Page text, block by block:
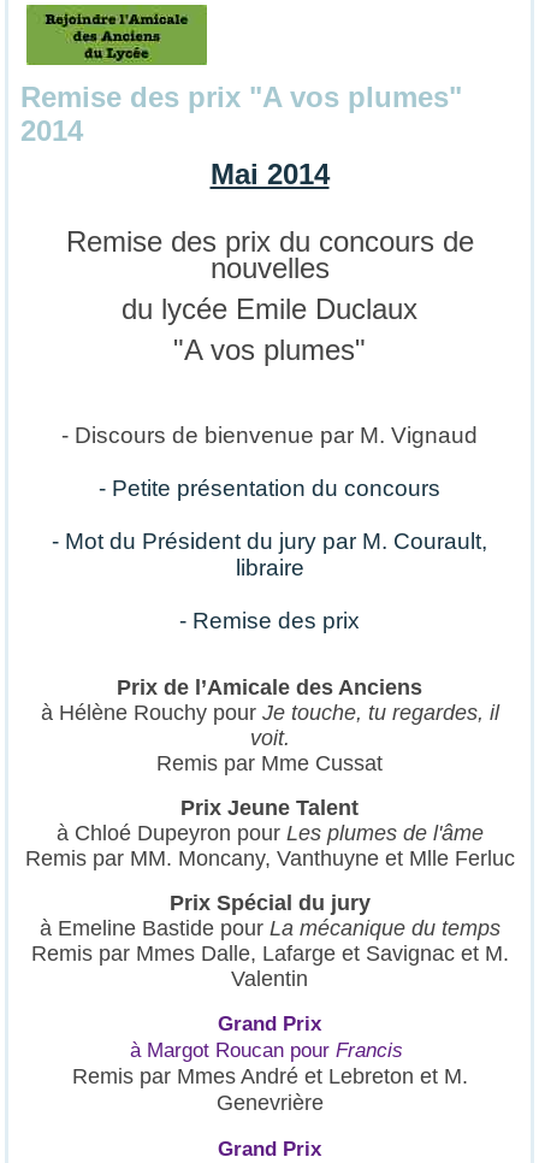
Remise des prix "A vos plumes"
2014
Mai 2014
Remise des prix du concours de
nouvelles
du lycée Emile Duclaux
"A vos plumes"
- Discours de bienvenue par M. Vignaud
- Petite présentation du concours
- Mot du Président du jury par M. Courault,
libraire
- Remise des prix
Prix de l ’Amicale des Anciens
à Hélène Rouchy pour Je touche, tu regardes, il
voit.
Remis par Mme Cussat
Prix Jeune Talent
à Chloé Dupeyron pour Les plumes de l'âme
Remis par MM. Moncany, Vanthuyne et Mlle Ferluc
Prix Spécial du jury
à Emeline Bastide pour La mécanique du temps
Remis par Mmes Dalle, Lafarge et Savignac et M.
Valentin
Grand Prix
à Margot Roucan pour Francis
Remis par Mmes André et Lebreton et M.
Genevrière
Grand Prix